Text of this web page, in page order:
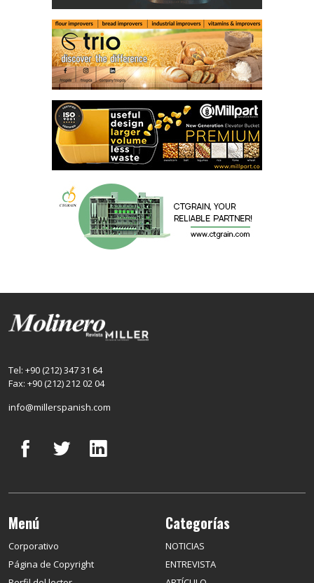
Tel: +90 (212) 347 31 64
Fax: +90 (212) 212 02 04
info@millerspanish.com
Menú
Corporativo
Página de Copyright
Categorías
NOTICIAS
ENTREVISTA